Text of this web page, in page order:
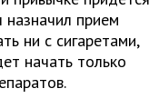
назначил прием
ни с сигаретами,
начать только